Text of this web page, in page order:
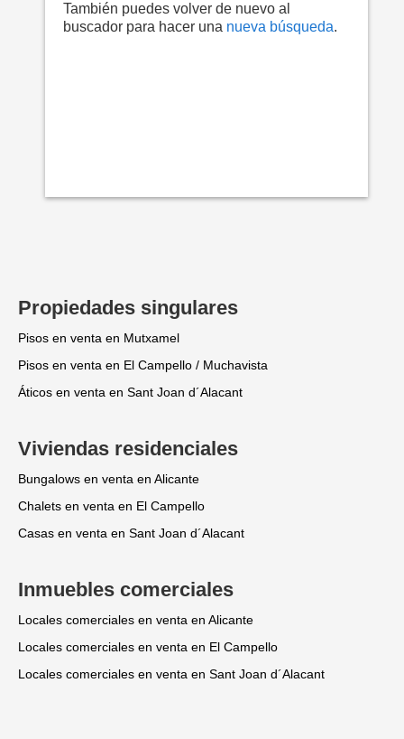
También puedes volver de nuevo al
buscador para hacer una nueva búsqueda.
Propiedades singulares
Pisos en venta en Mutxamel
Pisos en venta en El Campello / Muchavista
Áticos en venta en Sant Joan d´Alacant
Viviendas residenciales
Bungalows en venta en Alicante
Chalets en venta en El Campello
Casas en venta en Sant Joan d´Alacant
Inmuebles comerciales
Locales comerciales en venta en Alicante
Locales comerciales en venta en El Campello
Locales comerciales en venta en Sant Joan d´Alacant